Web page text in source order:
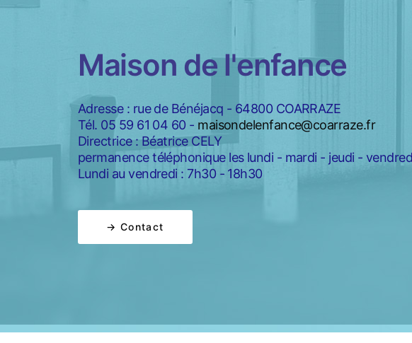
Maison de l'enfance
Adresse : rue de Bénéjacq - 64800 COARRAZE
Tél. 05 59 61 04 60 - maisondelenfance@coarraze.fr
Directrice : Béatrice CELY
permanence téléphonique les lundi - mardi - jeudi -
Lundi au vendredi : 7h30 - 18h30
→ Contact